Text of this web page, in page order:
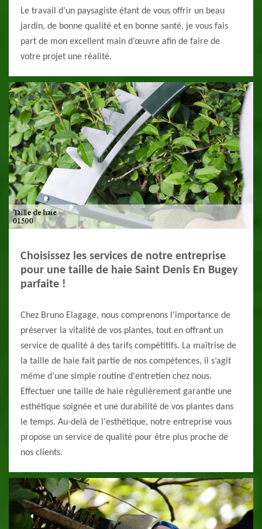
Le travail d’un paysagiste étant de vous offrir un beau
jardin, de bonne qualité et en bonne santé, je vous fais
part de mon excellent main d’œuvre afin de faire de
votre projet une réalité.
Choisissez les services de notre entreprise
pour une taille de haie Saint Denis En Bugey
parfaite !
Chez Bruno Elagage, nous comprenons l'importance de
préserver la vitalité de vos plantes, tout en offrant un
service de qualité à des tarifs compétitifs. La maîtrise de
la taille de haie fait partie de nos compétences, il s’agit
même d’une simple routine d'entretien chez nous.
Effectuer une taille de haie régulièrement garantie une
esthétique soignée et une durabilité de vos plantes dans
le temps. Au-delà de l'esthétique, notre entreprise vous
propose un service de qualité pour être plus proche de
nos clients.